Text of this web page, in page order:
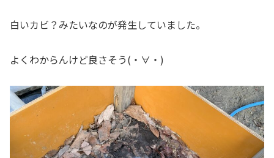
白いカビ？みたいなのが発生していました。
よくわからんけど良さそう(・∀・)